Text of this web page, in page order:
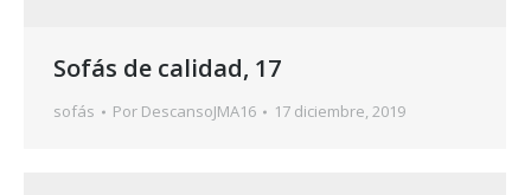
Sofás de calidad, 17
sofás Por DescansoJMA16 17 diciembre, 2019